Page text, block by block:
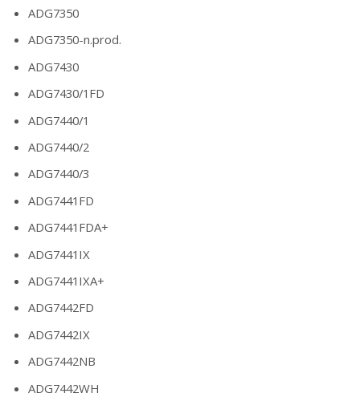
ADG7350
ADG7350-n.prod.
ADG7430
ADG7430/1FD
ADG7440/1
ADG7440/2
ADG7440/3
ADG7441FD
ADG7441FDA+
ADG7441IX
ADG7441IXA+
ADG7442FD
ADG7442IX
ADG7442NB
ADG7442WH